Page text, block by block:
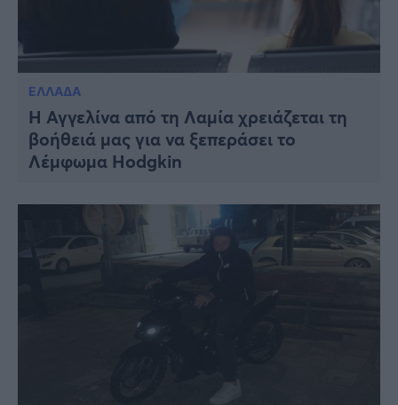
ΕΛΛΑΔΑ
H Αγγελίνα από τη Λαμία χρειάζεται τη
βοήθειά μας για να ξεπεράσει το
Λέμφωμα Hodgkin